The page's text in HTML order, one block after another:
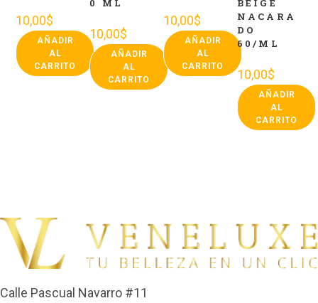
10,00$
AÑADIR
AL
CARRITO
0 ML
10,00$
AÑADIR
AL
CARRITO
10,00$
AÑADIR
AL
CARRITO
BEIGE
NACARA
DO
60/ML
10,00$
AÑADIR
AL
CARRITO
Calle Pascual Navarro #11